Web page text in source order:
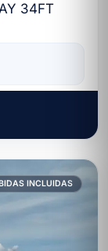
34FT
INCLUIDAS